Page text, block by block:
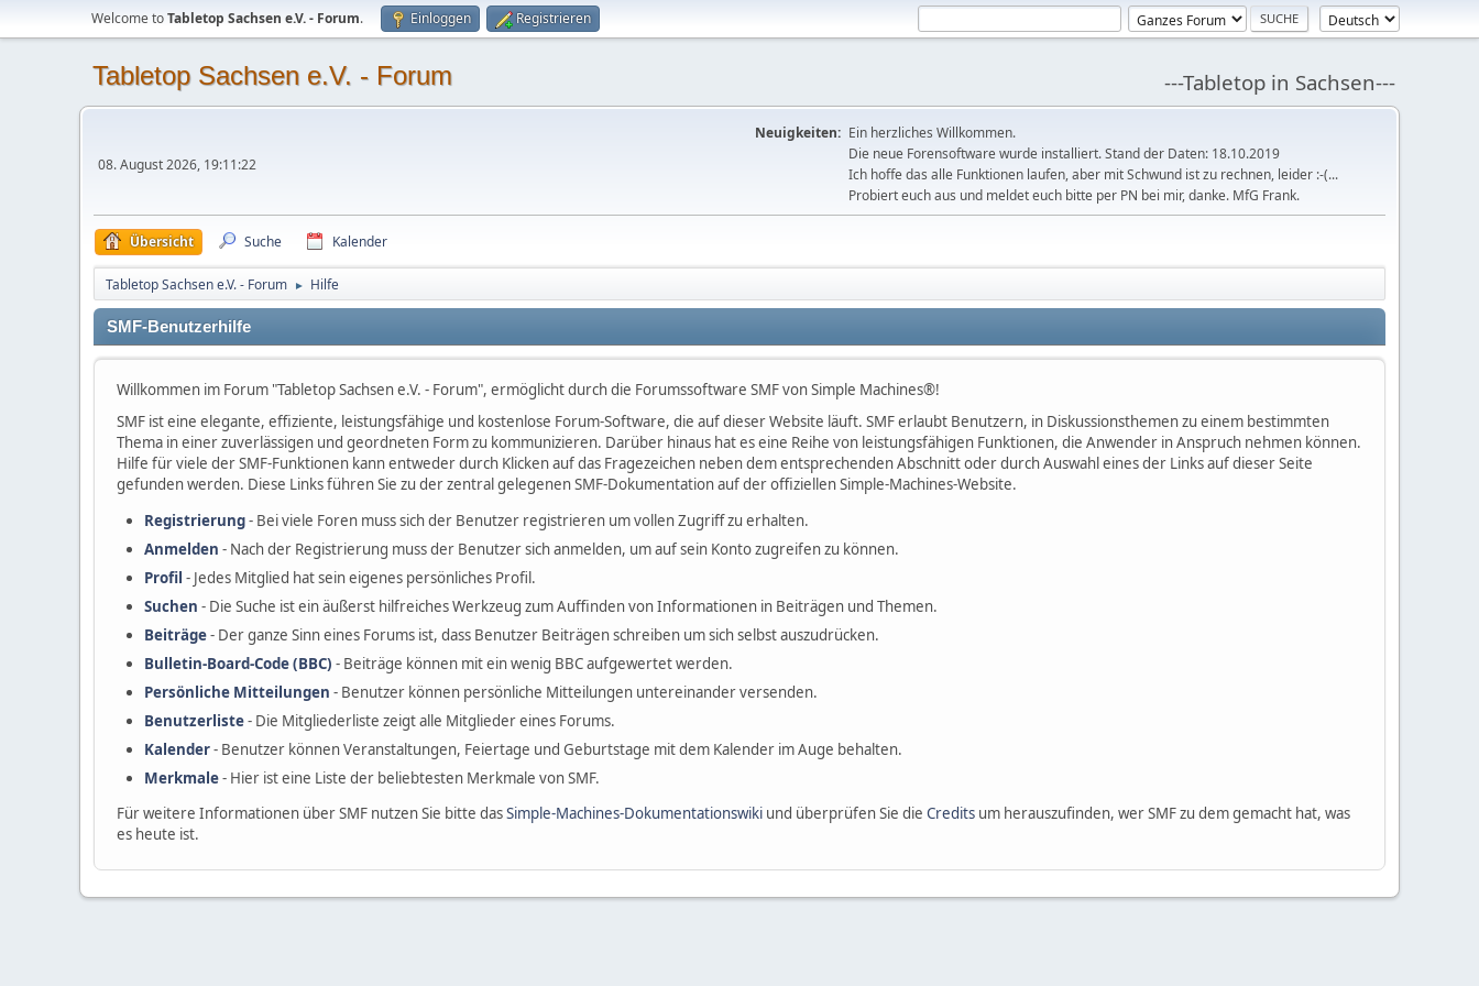
Welcome toTabletop Sachsen e.V. - Forum. Einloggen Registrieren
Tabletop Sachsen e.V. - Forum ---Tabletop in Sachsen---
08. August 2026, 19:11:22
Neuigkeiten: Ein herzliches Willkommen.
Die neue Forensoftware wurde installiert. Stand der Daten: 18.10.2019
Ich hoffe das alle Funktionen laufen, aber mit Schwund ist zu rechnen, leider :-(...
Probiert euch aus und meldet euch bitte per PN bei mir, danke. MfG Frank.
Übersicht Suche Kalender
Tabletop Sachsen e.V. - Forum ► Hilfe
SMF-Benutzerhilfe
Willkommen im Forum "Tabletop Sachsen e.V. - Forum", ermöglicht durch die Forumssoftware SMF von Simple Machines®!
SMF ist eine elegante, effiziente, leistungsfähige und kostenlose Forum-Software, die auf dieser Website läuft. SMF erlaubt Benutzern, in Diskussionsthemen zu einem bestimmten
Thema in einer zuverlässigen und geordneten Form zu kommunizieren. Darüber hinaus hat es eine Reihe von leistungsfähigen Funktionen, die Anwender in Anspruch nehmen können.
Hilfe für viele der SMF-Funktionen kann entweder durch Klicken auf das Fragezeichen neben dem entsprechenden Abschnitt oder durch Auswahl eines der Links auf dieser Seite
gefunden werden. Diese Links führen Sie zu der zentral gelegenen SMF-Dokumentation auf der offiziellen Simple-Machines-Website.
Registrierung- Bei viele Foren muss sich der Benutzer registrieren um vollen Zugriff zu erhalten.
Anmelden - Nach der Registrierung muss der Benutzer sich anmelden, um auf sein Konto zugreifen zu können.
Profil - Jedes Mitglied hat sein eigenes persönliches Profil.
Suchen - Die Suche ist ein äußerst hilfreiches Werkzeug zum Auffinden von Informationen in Beiträgen und Themen.
Beiträge- Der ganze Sinn eines Forums ist, dass Benutzer Beiträgen schreiben um sich selbst auszudrücken.
Bulletin-Board-Code (BBC) - Beiträge können mit ein wenig BBC aufgewertet werden.
Persönliche Mitteilungen - Benutzer können persönliche Mitteilungen untereinander versenden.
Benutzerliste- Die Mitgliederliste zeigt alle Mitglieder eines Forums.
Kalender- Benutzer können Veranstaltungen, Feiertage und Geburtstage mit dem Kalender im Auge behalten.
Merkmale- Hier ist eine Liste der beliebtesten Merkmale von SMF.
Für weitere Informationen über SMF nutzen Sie bitte dasSimple-Machines-Dokumentationswiki und überprüfen Sie die Credits um herauszufinden, wer SMF zu dem gemacht hat, was
es heute ist.